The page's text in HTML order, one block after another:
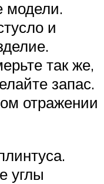
модели.
и
так же,
запас.
отражении
углы